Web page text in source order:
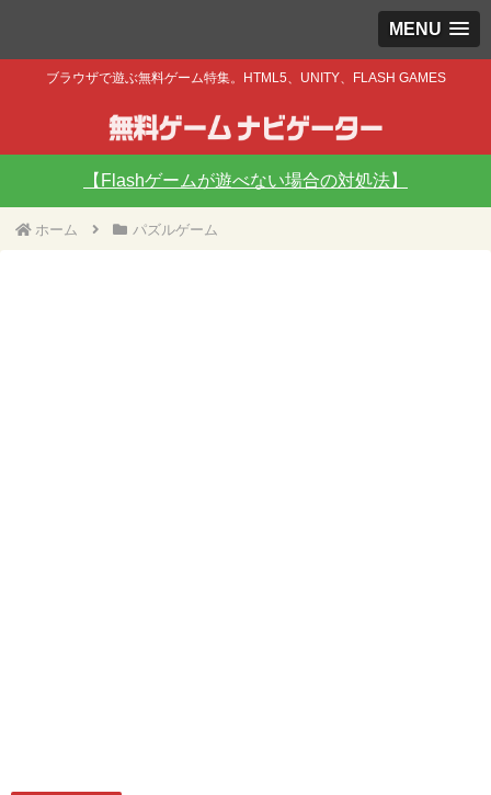
MENU
ブラウザで遊ぶ無料ゲーム特集。HTML5、UNITY、FLASH GAMES
【Flashゲームが遊べない場合の対処法】
ホーム パズルゲーム